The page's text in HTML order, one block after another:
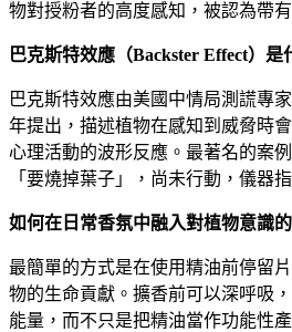
物對授粉者的高度感知，被認為帶
巴克斯特效應（Backster Effect）是
巴克斯特效應由美國中情局測謊專
年提出，描述植物在感知到威脅時
心理活動的波形反應。最著名的案
「要燒掉葉子」，尚未行動，儀器
如何在日常香氛中融入對植物意識
最簡單的方式是在使用精油前停留
物的生命貢獻。擴香前可以深呼吸
能量，而不只是把精油當作功能性